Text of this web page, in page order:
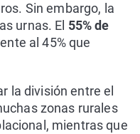
Sin embargo, la
urnas. El 55% de
al 45% que
la división entre el
zonas rurales
mientras que